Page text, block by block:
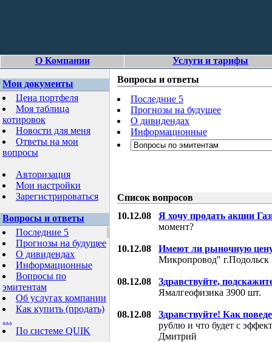
О Компании Услуги и тарифы
Мои документы
Цена портфеля
Моя таблица
котировок
Новости для меня
Ответы на мои
вопросы
Авторизация
Мои настройки
Зарегистрироваться
Вопросы и ответы
Последние 5
Прогнозы на будущее
О дивидендах
Информационные
Вопросы по
эмитентам
Об услугах компании
Как купить (продать)
…
По системе QUIK
Вопросы и ответы
Последние 5
Прогнозы на будущее
О дивидендах
Информационные
Список вопросов
10.12.08 Я хочу продать акции
момент?
10.12.08
Имеют ли рыночную
Микропровод"
08.12.08
Здравствуйте,
Ямалгеофизика 3900 шт.
08.12.08
Здравствуйте! Как
рублю и что будет с
Дмитрий